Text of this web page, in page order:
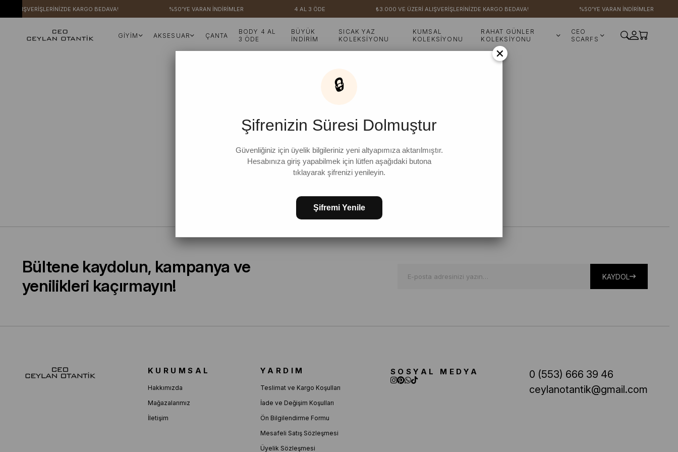
ALIŞVERİŞLERİNİZDE KARGO BEDAVA! %50'YE VARAN İNDİRİMLER 4 AL 3 ÖDE ₺3.000 VE ÜZERİ ALIŞVERİŞLERİNİZDE KARGO BEDAVA! %50'YE VARAN İNDİRİMLER
GİYİM AKSESUAR ÇANTA
BODY 4 AL
3 ÖDE
BÜYÜK
İNDİRİM
SICAK YAZ
KOLEKSİYONU
KUMSAL
KOLEKSİYONU
RAHAT GÜNLER
KOLEKSİYONU
CEO
SCARFS
Bültene kaydolun, kampanya ve
yenilikleri kaçırmayın!
KAYDOL
KURUMSAL
Hakkımızda
Mağazalarımız
İletişim
YARDIM
Teslimat ve Kargo Koşulları
İade ve Değişim Koşulları
Ön Bilgilendirme Formu
Mesafeli Satış Sözleşmesi
Üyelik Sözleşmesi
SOSYAL MEDYA
0 (553) 666 39 46
ceylanotantik@gmail.com
×
🔒
Şifrenizin Süresi Dolmuştur
Güvenliğiniz için üyelik bilgileriniz yeni altyapımıza aktarılmıştır.
Hesabınıza giriş yapabilmek için lütfen aşağıdaki butona
tıklayarak şifrenizi yenileyin.
Şifremi Yenile